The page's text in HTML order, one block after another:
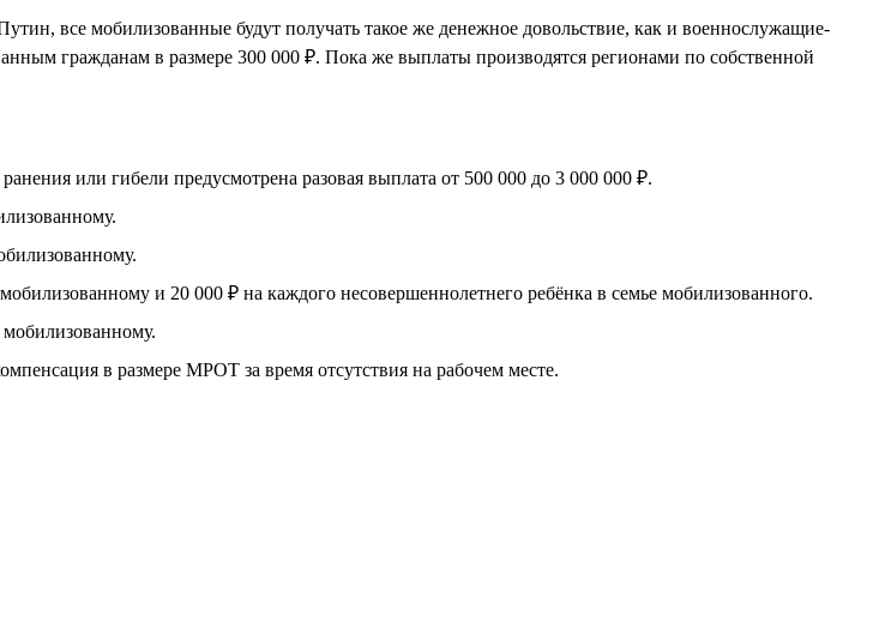
все мобилизованные будут получать такое же денежное довольствие, как и военнослужащие-
гражданам в размере 300 000 ₽. Пока же выплаты производятся регионами по собственной
или гибели предусмотрена разовая выплата от 500 000 до 3 000 000 ₽.
и 20 000 ₽ на каждого несовершеннолетнего ребёнка в семье мобилизованного.
в размере МРОТ за время отсутствия на рабочем месте.